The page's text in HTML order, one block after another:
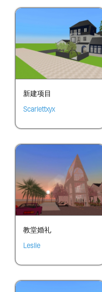
新建项目
Scarlettxyx
教堂婚礼
Leslie